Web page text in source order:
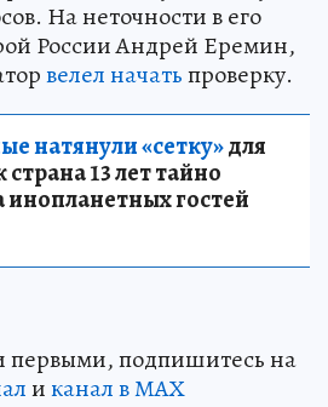
На неточности в его
России Андрей Еремин,
велел начатьпроверку.
натянули «сетку»для
13 лет тайно
инопланетных гостей
первыми, подпишитесь на
иканал в МАХ